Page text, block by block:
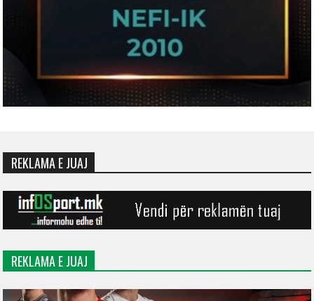
REKLAMA E JUAJ
REKLAMA E JUAJ